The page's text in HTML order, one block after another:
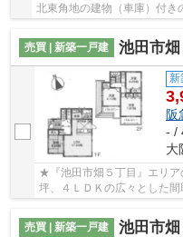
北東角地の建物（車庫）付
で、お好きなハウスメーカー
売買 | 新築一戸建
池田市畑
新
阪
- /
大
★『池田市畑５丁目』エリ
坪、４ＬＤＫの広々とした
売買 | 新築一戸建
池田市畑